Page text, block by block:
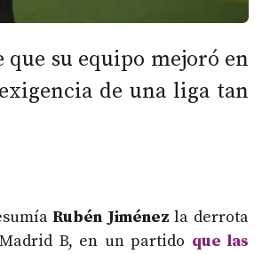
que su equipo mejoró en
de una liga tan
Rubén Jiménez la derrota
B, en un partido que las